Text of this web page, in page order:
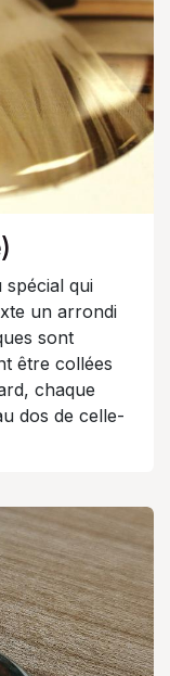
spécial qui
un arrondi
sont
être collées
chaque
dos de celle-